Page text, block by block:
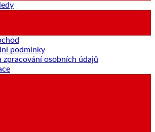
podmínky
zpracování osobních údajů